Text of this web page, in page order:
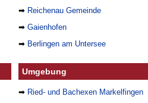
➡ Reichenau Gemeinde
➡ Gaienhofen
➡ Berlingen am Untersee
Umgebung
➡ Ried- und Bachexen Markelfingen